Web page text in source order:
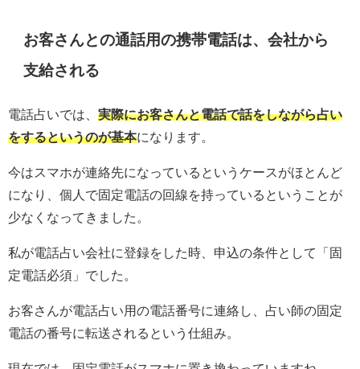
お客さんとの通話用の携帯電話は、会社から
支給される
電話占いでは、 実際にお客さんと電話で話をしながら占い
をするというのが基本になります。
今はスマホが連絡先になっているというケースがほとんど
になり、個人で固定電話の回線を持っているということが
少なくなってきました。
私が電話占い会社に登録をした時、申込の条件として「固
定電話必須」でした。
お客さんが電話占い用の電話番号に連絡し、占い師の固定
電話の番号に転送されるという仕組み。